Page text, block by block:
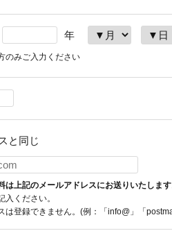
年
のみご入力ください
と同じ
上記のメールアドレスにお送りいたします
ください。
登録できません。(例：「info@」「